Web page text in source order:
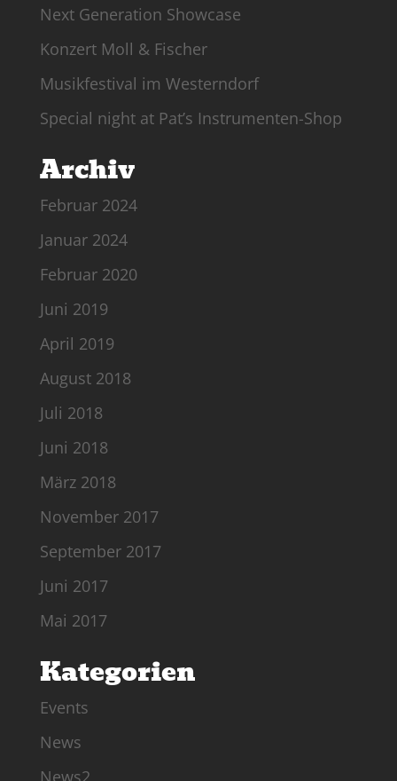
Next Generation Showcase
Konzert Moll & Fischer
Musikfestival im Westerndorf
Special night at Pat’s Instrumenten-Shop
Archiv
Februar 2024
Januar 2024
Februar 2020
Juni 2019
April 2019
August 2018
Juli 2018
Juni 2018
März 2018
November 2017
September 2017
Juni 2017
Mai 2017
Kategorien
Events
News
News2